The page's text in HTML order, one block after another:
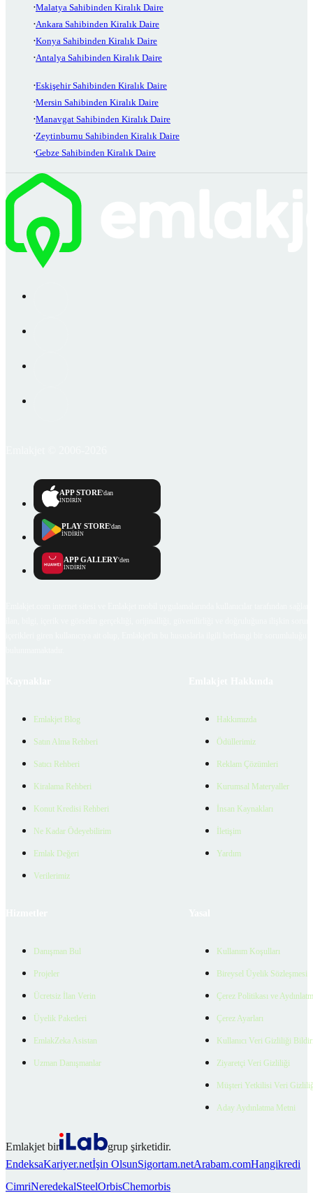
Malatya Sahibinden Kiralık Daire
Ankara Sahibinden Kiralık Daire
Konya Sahibinden Kiralık Daire
Antalya Sahibinden Kiralık Daire
Eskişehir Sahibinden Kiralık Daire
Mersin Sahibinden Kiralık Daire
Manavgat Sahibinden Kiralık Daire
Zeytinburnu Sahibinden Kiralık Daire
Gebze Sahibinden Kiralık Daire
APP STORE'dan
İNDİRİN
PLAY STORE'dan
İNDİRİN
APP GALLERY'den
İNDİRİN
Emlakjet Blog
Satın Alma Rehberi
Satıcı Rehberi
Kiralama Rehberi
Konut Kredisi Rehberi
Ne Kadar Ödeyebilirim
Emlak Değeri
Verilerimiz
Hakkımızda
Ödüllerimiz
Reklam Çözümleri
Kurumsal Materyaller
İnsan Kaynakları
İletişim
Yardım
Danışman Bul
Projeler
Ücretsiz İlan Verin
Üyelik Paketleri
EmlakZeka Asistan
Uzman Danışmanlar
Kullanım Koşulları
Bireysel Üyelik Sözleşmesi
Çerez Politikası ve
Çerez Ayarları
Kullanıcı Veri Gizliliği
Ziyaretçi Veri Gizliliği
Müşteri Yetkilisi Veri
Aday Aydınlatma Metni
Emlakjet bir
grup şirketidir.
EndeksaKariyer.netİşin OlsunSigortam.netArabam.comHangikredi
CimriNeredekalSteelOrbisChemorbis